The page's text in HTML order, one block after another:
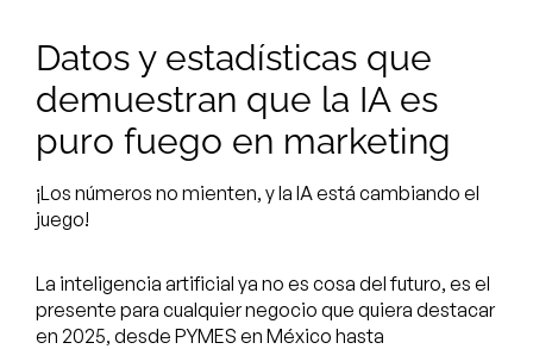
Datos y estadísticas que
demuestran que la IA es
puro fuego en marketing
¡Los números no mienten, y la IA está cambiando el
juego!
La inteligencia artificial ya no es cosa del futuro, es el
presente para cualquier negocio que quiera destacar
en 2025, desde PYMES en México hasta